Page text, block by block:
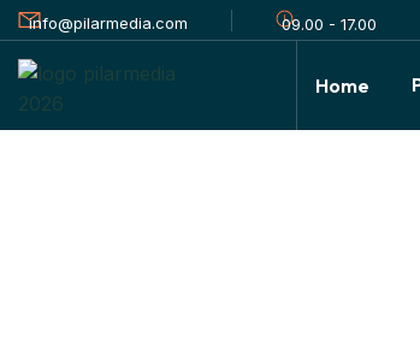
info@pilarmedia.com 09.00 - 17.00
Home